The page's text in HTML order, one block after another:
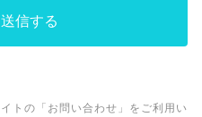
トの「お問い合わせ」をご利用い